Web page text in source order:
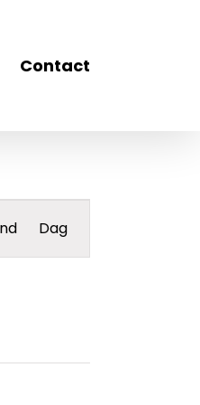
Contact
Dag